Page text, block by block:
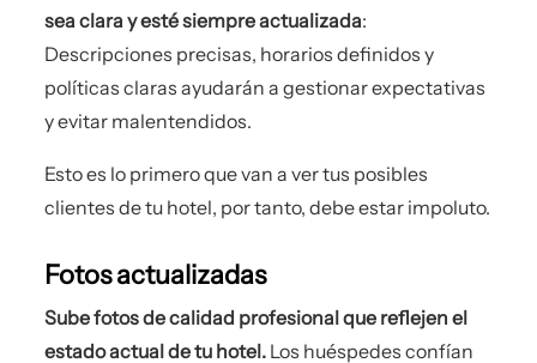
sea clara y esté siempre actualizada:
Descripciones precisas, horarios definidos y
políticas claras ayudarán a gestionar expectativas
y evitar malentendidos.
Esto es lo primero que van a ver tus posibles
clientes de tu hotel, por tanto, debe estar impoluto.
Fotos actualizadas
Sube fotos de calidad profesional que reflejen el
estado actual de tu hotel. Los huéspedes confían